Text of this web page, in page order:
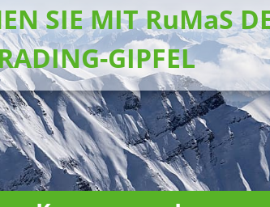
SIE MIT RuMaS
GIPFEL